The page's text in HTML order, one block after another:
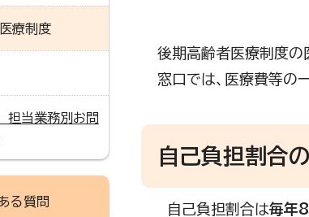
後期高齢者医療制度の
窓口では、医療費等の
自己負担割合
自己負担割合は毎年
療制度
担当業務別お問
る質問